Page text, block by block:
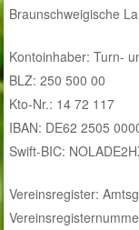
Braunschweigische
Kontoinhaber: Turn-
BLZ: 250 500 00
Kto-Nr.: 14 72 117
IBAN: DE62 2505
Swift-BIC:
Vereinsregister: